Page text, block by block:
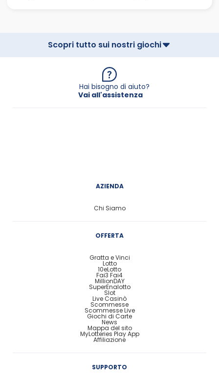
Scopri tutto sui nostri giochi
Hai bisogno di aiuto?
Vai all'assistenza
AZIENDA
Chi Siamo
OFFERTA
Gratta e Vinci
Lotto
10eLotto
Fai3 Fai4
MillionDAY
SuperEnalotto
Slot
Live Casinò
Scommesse
Scommesse Live
Giochi di Carte
News
Mappa del sito
MyLotteries Play App
Affiliazione
SUPPORTO